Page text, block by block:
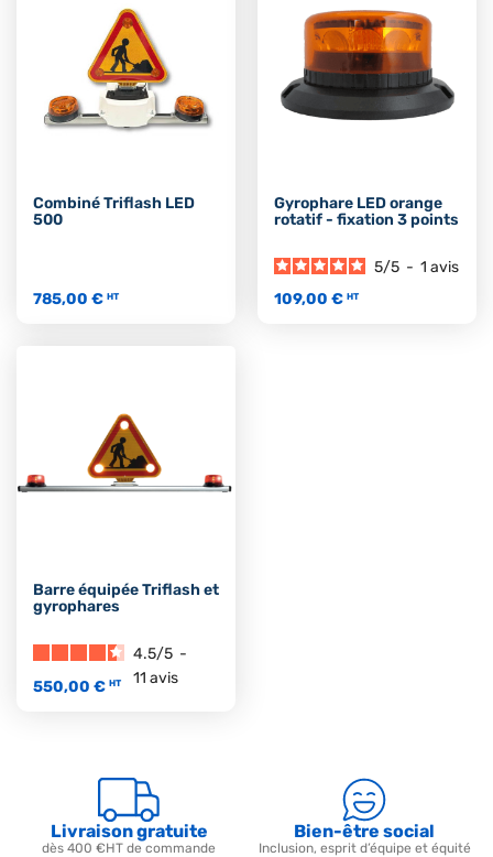
Combiné Triflash LED
500
785,00 € HT
Gyrophare LED orange
rotatif - fixation 3 points
5/5 - 1 avis
109,00 € HT
Barre équipée Triflash et
gyrophares
4.5/5 -
11 avis
550,00 € HT
Livraison gratuite
dès 400 €HT de commande
Bien-être social
Inclusion, esprit d’équipe et équité